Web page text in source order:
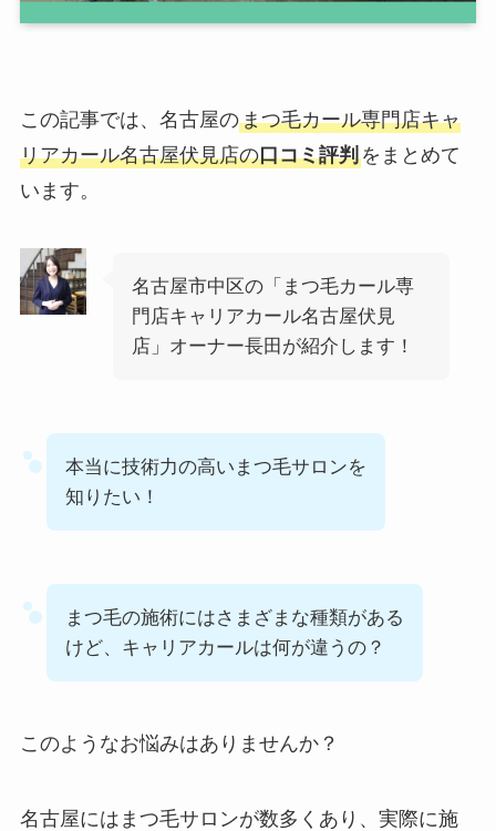
この記事では、名古屋のまつ毛カール専門店キャ
リアカール名古屋伏見店の口コミ評判をまとめて
います。
名古屋市中区の「まつ毛カール専
門店キャリアカール名古屋伏見
店」オーナー長田が紹介します！
本当に技術力の高いまつ毛サロンを
知りたい！
まつ毛の施術にはさまざまな種類がある
けど、キャリアカールは何が違うの？
このようなお悩みはありませんか？
名古屋にはまつ毛サロンが数多くあり、実際に施